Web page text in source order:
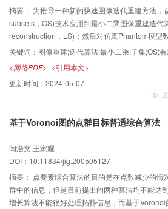
摘要： 为推导一种新的快速图像迭代重建方法，
subsets，OS)技术应用到最小二乘图像重建迭代
reconstruction，LS)；然后对仿真Phantom模型
层成像仪(PET)数据进行重建，并研究了在不同子
析比较了不同子集的选取对OS—LS重建罔像质
建结果表明，这种基于有序子集的最小二乘图
高的重建图像质量和较短的计算时间，相对于传
收敛速度加速了约L倍(L为子集个数)．其重建图
关键词： 图像重建;迭代算法;最小二乘;子集;OS;有序;Phantom;收敛速度;图像质量;正电子发射;滤波反投影;重建
<网络PDF> <引用本文>
更新时间： 2024-05-07
基于Voronoi图的点群目标普适综合算法
闫浩文,王家耀
DOI：10.11834/jig.200505127
摘要： 点要素综合算法的目的是在点数减少的情
群中的信息，但是目前提出的两种算法均不能达
增长算法不能很好处理拓扑信息，而基于